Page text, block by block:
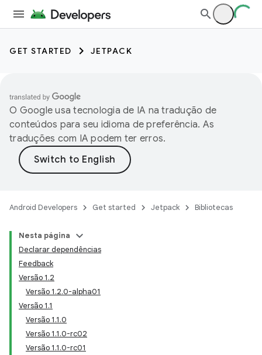
GET STARTED JETPACK
O Google usa tecnologia de IA na tradução de
conteúdos para seu idioma de preferência. As
traduções com IA podem ter erros.
Android Developers Get started Jetpack Bibliotecas
Nesta página
Declarar dependências
Feedback
Versão 1.2
Versão 1.2.0-alpha01
Versão 1.1
Versão 1.1.0
Versão 1.1.0-rc02
Versão 1.1.0-rc01